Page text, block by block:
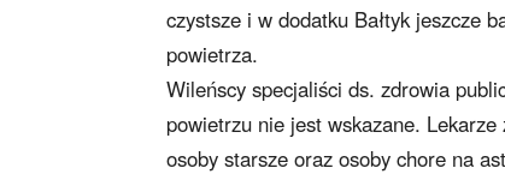
czystsze i w dodatku Bałtyk jeszcze
powietrza.
Wileńscy specjaliści ds. zdrowia
powietrzu nie jest wskazane.
osoby starsze oraz osoby chore na